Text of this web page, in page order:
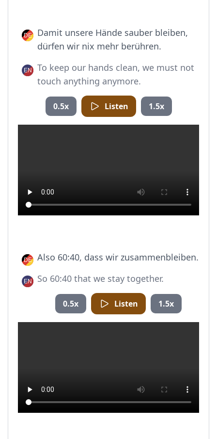
Damit unsere Hände sauber bleiben,
dürfen wir nix mehr berühren.
To keep our hands clean, we must not
touch anything anymore.
0.5x Listen 1.5x
Also 60:40, dass wir zusammenbleiben.
So 60:40 that we stay together.
0.5x Listen 1.5x